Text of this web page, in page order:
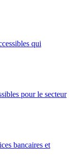
qui
pour le secteur
bancaires et